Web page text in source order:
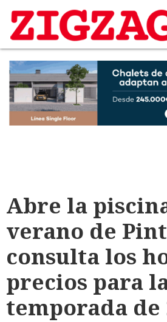
Abre la
verano de
consulta los
precios para
temporada de